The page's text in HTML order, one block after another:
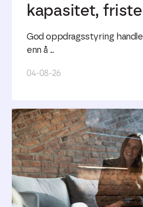
kapasitet,
God oppdragsstyring
enn å ...
04-08-26